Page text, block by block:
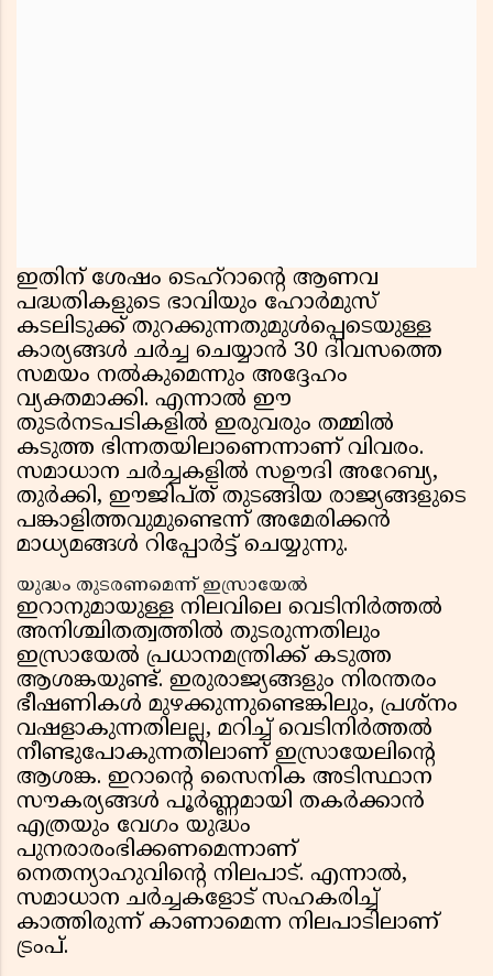
ഇതിന് ശേഷം ടെഹ്‌റാൻ്റെ ആണവ
പദ്ധതികളുടെ ഭാവിയും ഹോർമുസ്
കടലിടുക്ക് തുറക്കുന്നതുമുൾപ്പെടെയുള്ള
കാര്യങ്ങൾ ചർച്ച ചെയ്യാൻ 30 ദിവസത്തെ
സമയം നൽകുമെന്നും അദ്ദേഹം
വ്യക്തമാക്കി. എന്നാൽ ഈ
തുടർനടപടികളിൽ ഇരുവരും തമ്മിൽ
കടുത്ത ഭിന്നതയിലാണെന്നാണ് വിവരം.
സമാധാന ചർച്ചകളിൽ സഊദി അറേബ്യ,
തുർക്കി, ഈജിപ്ത് തുടങ്ങിയ രാജ്യങ്ങളുടെ
പങ്കാളിത്തവുമുണ്ടെന്ന് അമേരിക്കൻ
മാധ്യമങ്ങൾ റിപ്പോർട്ട് ചെയ്യുന്നു.
യുദ്ധം തുടരണമെന്ന് ഇസ്രായേൽ
ഇറാനുമായുള്ള നിലവിലെ വെടിനിർത്തൽ
അനിശ്ചിതത്വത്തിൽ തുടരുന്നതിലും
ഇസ്രായേൽ പ്രധാനമന്ത്രിക്ക് കടുത്ത
ആശങ്കയുണ്ട്. ഇരുരാജ്യങ്ങളും നിരന്തരം
ഭീഷണികൾ മുഴക്കുന്നുണ്ടെങ്കിലും, പ്രശ്നം
വഷളാകുന്നതിലല്ല, മറിച്ച് വെടിനിർത്തൽ
നീണ്ടുപോകുന്നതിലാണ് ഇസ്രായേലിൻ്റെ
ആശങ്ക. ഇറാൻ്റെ സൈനിക അടിസ്ഥാന
സൗകര്യങ്ങൾ പൂർണ്ണമായി തകർക്കാൻ
എത്രയും വേഗം യുദ്ധം
പുനരാരംഭിക്കണമെന്നാണ്
നെതന്യാഹുവിൻ്റെ നിലപാട്. എന്നാൽ,
സമാധാന ചർച്ചകളോട് സഹകരിച്ച്
കാത്തിരുന്ന് കാണാമെന്ന നിലപാടിലാണ്
ട്രംപ്.